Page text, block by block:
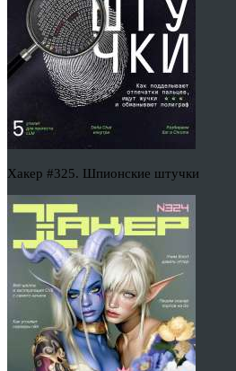
Хакер #325. Шпионские штучки